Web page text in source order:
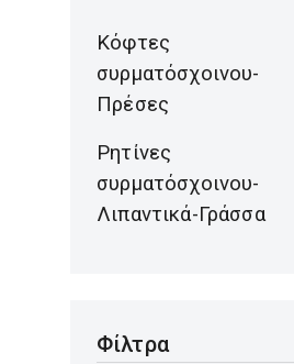
Κόφτες
συρματόσχοινου-
Πρέσες
Ρητίνες
συρματόσχοινου-
Λιπαντικά-Γράσσα
Φίλτρα